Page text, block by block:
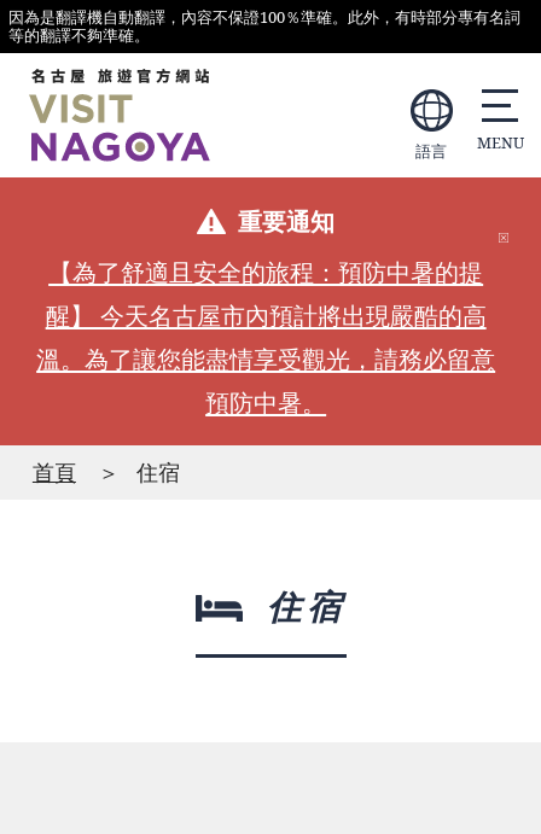
因為是翻譯機自動翻譯，內容不保證100％準確。此外，有時部分專有名詞
等的翻譯不夠準確。
語言
重要通知
【為了舒適且安全的旅程：預防中暑的提
醒】 今天名古屋市內預計將出現嚴酷的高
溫。為了讓您能盡情享受觀光，請務必留意
預防中暑。
首頁 住宿
住宿